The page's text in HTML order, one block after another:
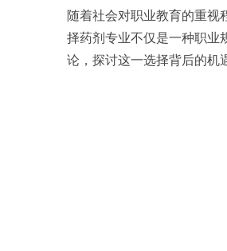
随着社会对职业教育的重视
择药剂专业不仅是一种职业
论，探讨这一选择背后的机